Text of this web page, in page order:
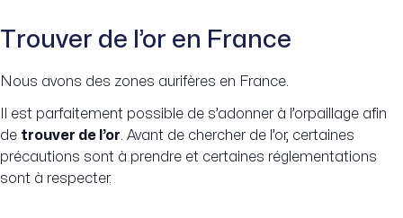
Trouver de l’or en France
Nous avons des zones aurifères en France.
Il est parfaitement possible de s’adonner à l’orpaillage afin
de trouver de l’or . Avant de chercher de l’or, certaines
précautions sont à prendre et certaines réglementations
sont à respecter.